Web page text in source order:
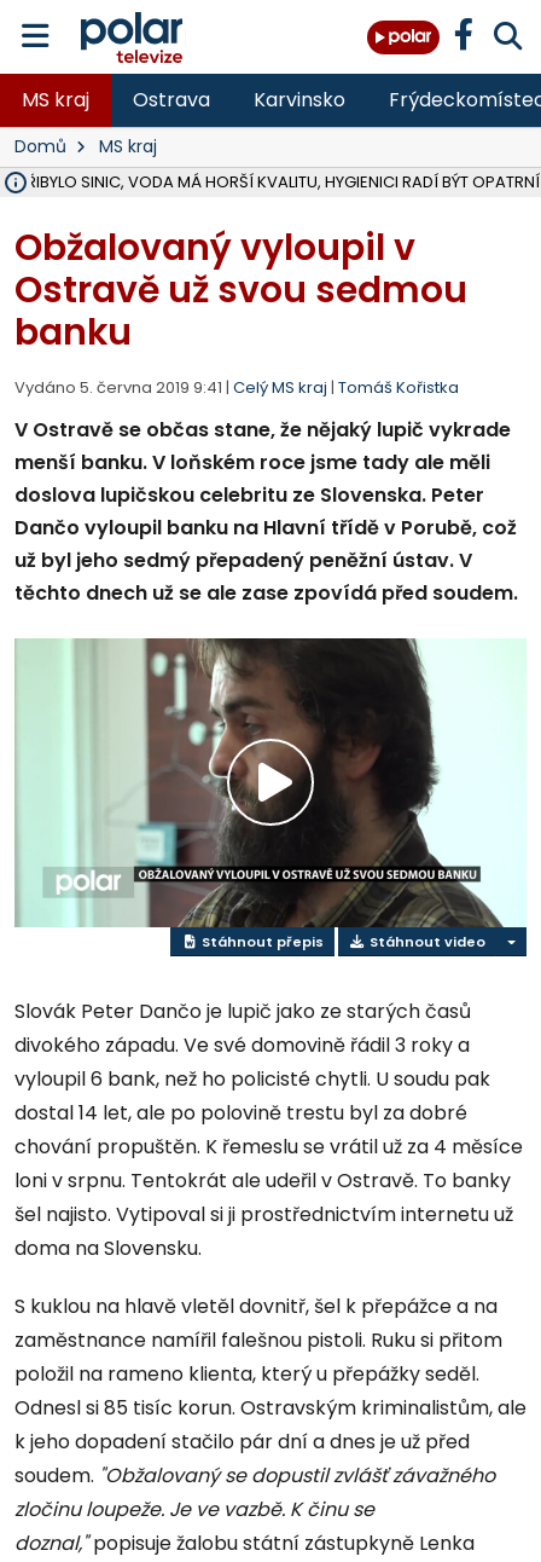
MS kraj Ostrava Karvinsko
Domů MS kraj
PŘIBYLO SINIC, VODA MÁ HORŠÍ KVALITU, HYGIENICI RADÍ BÝT OPATRNÍ
Obžalovaný vyloupil v
Ostravě už svou sedmou
banku
Vydáno 5. června 2019 9:41 | Celý MS kraj | Tomáš Kořistka
V Ostravě se občas stane, že nějaký lupič vykrade
menší banku. V loňském roce jsme tady ale měli
doslova lupičskou celebritu ze Slovenska. Peter
Dančo vyloupil banku na Hlavní třídě v Porubě, což
už byl jeho sedmý přepadený peněžní ústav. V
těchto dnech už se ale zase zpovídá před soudem.
Přehrát
video
Stáhnout přepis Stáhnout video
Slovák Peter Dančo je lupič jako ze starých časů
divokého západu. Ve své domovině řádil 3 roky a
vyloupil 6 bank, než ho policisté chytli. U soudu pak
dostal 14 let, ale po polovině trestu byl za dobré
chování propuštěn. K řemeslu se vrátil už za 4 měsíce
loni v srpnu. Tentokrát ale udeřil v Ostravě. To banky
šel najisto. Vytipoval si ji prostřednictvím internetu už
doma na Slovensku.
S kuklou na hlavě vletěl dovnitř, šel k přepážce a na
zaměstnance namířil falešnou pistoli. Ruku si přitom
položil na rameno klienta, který u přepážky seděl.
Odnesl si 85 tisíc korun. Ostravským kriminalistům, ale
k jeho dopadení stačilo pár dní a dnes je už před
soudem. "Obžalovaný se dopustil zvlášť závažného
zločinu loupeže. Je ve vazbě. K činu se
doznal,"popisuje žalobu státní zástupkyně Lenka